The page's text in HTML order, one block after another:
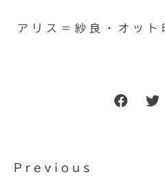
アリス＝紗良・オット
Previous